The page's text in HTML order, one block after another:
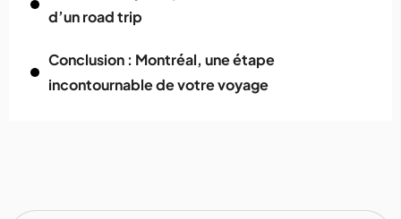
d’un road trip
Conclusion : Montréal, une étape
incontournable de votre voyage